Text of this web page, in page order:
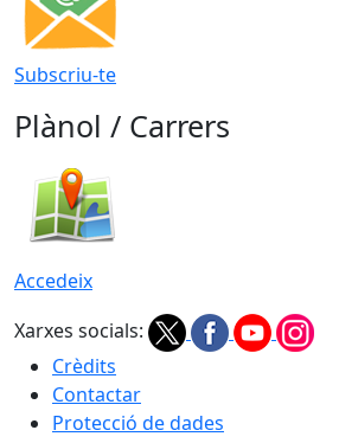
Subscriu-te
Plànol / Carrers
Accedeix
Xarxes socials:
Crèdits
Contactar
Protecció de dades